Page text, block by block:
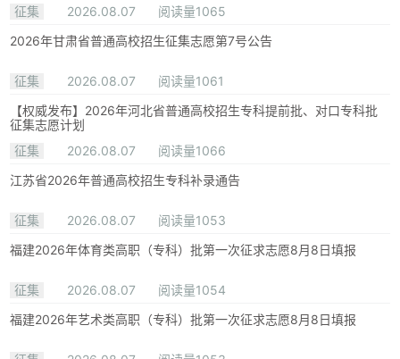
征集 2026.08.07
阅读量1065
2026年甘肃省普通高校招生征集志愿第7号公告
征集 2026.08.07
阅读量1061
【权威发布】2026年河北省普通高校招生专科提前批、对口专科批
征集志愿计划
征集
2026.08.07
阅读量1066
江苏省2026年普通高校招生专科补录通告
征集 2026.08.07
阅读量1053
福建2026年体育类高职（专科）批第一次征求志愿8月8日填报
征集 2026.08.07
阅读量1054
福建2026年艺术类高职（专科）批第一次征求志愿8月8日填报